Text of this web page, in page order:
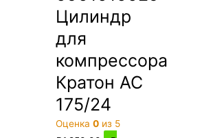
Цилиндр
для
компрессора
Кратон AC
175/24
Оценка0 из 5